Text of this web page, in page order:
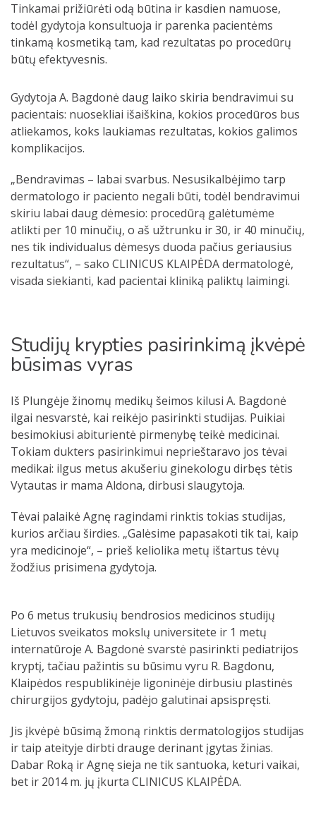
Tinkamai prižiūrėti odą būtina ir kasdien namuose,
todėl gydytoja konsultuoja ir parenka pacientėms
tinkamą kosmetiką tam, kad rezultatas po procedūrų
būtų efektyvesnis.
Gydytoja A. Bagdonė daug laiko skiria bendravimui su
pacientais: nuosekliai išaiškina, kokios procedūros bus
atliekamos, koks laukiamas rezultatas, kokios galimos
komplikacijos.
„Bendravimas – labai svarbus. Nesusikalbėjimo tarp
dermatologo ir paciento negali būti, todėl bendravimui
skiriu labai daug dėmesio: procedūrą galėtumėme
atlikti per 10 minučių, o aš užtrunku ir 30, ir 40 minučių,
nes tik individualus dėmesys duoda pačius geriausius
rezultatus“, – sako CLINICUS KLAIPĖDA dermatologė,
visada siekianti, kad pacientai kliniką paliktų laimingi.
Studijų krypties pasirinkimą įkvėpė
būsimas vyras
Iš Plungėje žinomų medikų šeimos kilusi A. Bagdonė
ilgai nesvarstė, kai reikėjo pasirinkti studijas. Puikiai
besimokiusi abiturientė pirmenybę teikė medicinai.
Tokiam dukters pasirinkimui neprieštaravo jos tėvai
medikai: ilgus metus akušeriu ginekologu dirbęs tėtis
Vytautas ir mama Aldona, dirbusi slaugytoja.
Tėvai palaikė Agnę ragindami rinktis tokias studijas,
kurios arčiau širdies. „Galėsime papasakoti tik tai, kaip
yra medicinoje“, – prieš keliolika metų ištartus tėvų
žodžius prisimena gydytoja.
Po 6 metus trukusių bendrosios medicinos studijų
Lietuvos sveikatos mokslų universitete ir 1 metų
internatūroje A. Bagdonė svarstė pasirinkti pediatrijos
kryptį, tačiau pažintis su būsimu vyru R. Bagdonu,
Klaipėdos respublikinėje ligoninėje dirbusiu plastinės
chirurgijos gydytoju, padėjo galutinai apsispręsti.
Jis įkvėpė būsimą žmoną rinktis dermatologijos studijas
ir taip ateityje dirbti drauge derinant įgytas žinias.
Dabar Roką ir Agnę sieja ne tik santuoka, keturi vaikai,
bet ir 2014 m. jų įkurta CLINICUS KLAIPĖDA.